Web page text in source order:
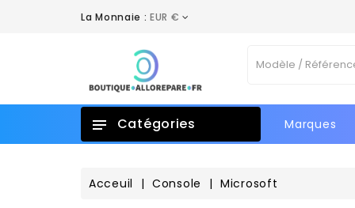
La Monnaie : EUR €
Catégories Marques
Acceuil Console Microsoft